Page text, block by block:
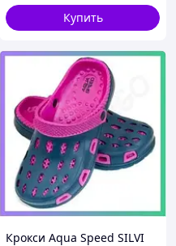
Купить
Крокси Aqua Speed SILVI